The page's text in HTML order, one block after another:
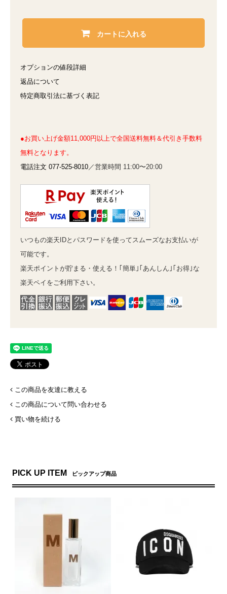
カートに入れる
オプションの値段詳細
返品について
特定商取引法に基づく表記
●お買い上げ金額11,000円以上で全国送料無料＆代引き手数料
無料となります。
電話注文 077-525-8010 ／営業時間 11:00〜20:00
いつもの楽天IDとパスワードを使ってスムーズなお支払いが
可能です。
楽天ポイントが貯まる・使える！｢簡単｣｢あんしん｣｢お得｣な
楽天ペイをご利用下さい。
この商品を友達に教える
この商品について問い合わせる
買い物を続ける
PICK UP ITEM ピックアップ商品